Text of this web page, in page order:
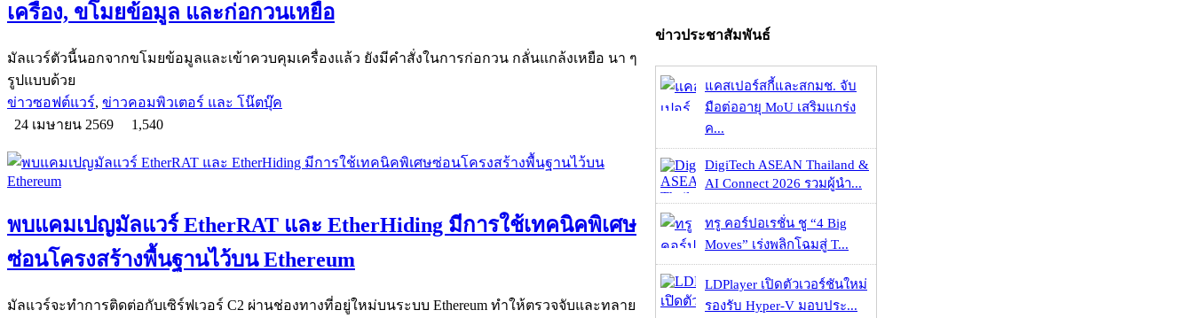
เครื่อง, ขโมยข้อมูล และก่อกวนเหยื่อ
มัลแวร์ตัวนี้นอกจากขโมยข้อมูลและเข้าควบคุมเครื่องแล้ว ยังมีคำสั่งในการก่อกวน กลั่นแกล้งเหยือ นา ๆ
รูปแบบด้วย
ข่าวซอฟต์แวร์, ข่าวคอมพิวเตอร์ และ โน๊ตบุ๊ค
24 เมษายน 2569
1,540
พบแคมเปญมัลแวร์ EtherRAT และ EtherHiding มีการใช้เทคนิคพิเศษ
ซ่อนโครงสร้างพื้นฐานไว้บน Ethereum
มัลแวร์จะทำการติดต่อกับเซิร์ฟเวอร์ C2 ผ่านช่องทางที่อยู่ใหม่บนระบบ Ethereum ทำให้ตรวจจับและทลาย
ข่าวประชาสัมพันธ์
แคสเปอร์สกี้และสกมช. จับ
มือต่ออายุ MoU เสริมแกร่ง
ค...
DigiTech ASEAN Thailand &
AI Connect 2026 รวมผู้นำ...
ทรู คอร์ปอเรชั่น ชู “4 Big
Moves” เร่งพลิกโฉมสู่ T...
LDPlayer เปิดตัวเวอร์ชันใหม่
รองรับ Hyper-V มอบประ...